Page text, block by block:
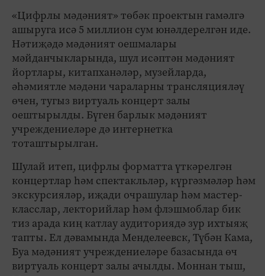
«Цифрлы мәдәният» төбәк проектын гамәлгә
ашыруга исә 5 миллион сум юнәлдерелгән иде.
Нәтиҗәдә мәдәният оешмалары
мәйданчыкларында, шул исәптән мәдәният
йортлары, китапханәләр, музейларда,
әһәмиятле мәдәни чараларны трансляцияләү
өчен, тугыз виртуаль концерт залы
оештырылды. Бүген барлык мәдәният
учреждениеләре дә интернетка
тоташтырылган.
Шулай итеп, цифрлы форматта үткәрелгән
концертлар һәм спектакльләр, күргәзмәләр һәм
экскурсияләр, иҗади очрашулар һәм мастер-
класслар, лекторийлар һәм флэшмоблар бик
тиз арада киң катлау аудиториядә зур ихтыяҗ
тапты. Ел дәвамында Менделеевск, Түбән Кама,
Буа мәдәният учреждениеләре базасында өч
виртуаль концерт залы ачылды. Моннан тыш,